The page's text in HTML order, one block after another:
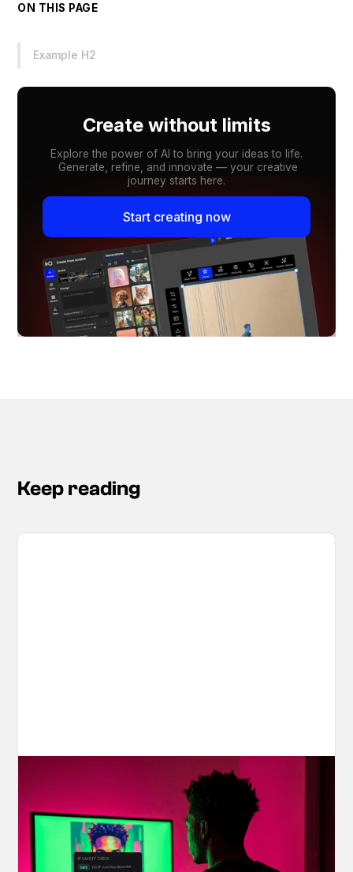
ON THIS PAGE
Example H2
Create without limits
Explore the power of AI to bring your ideas to life.
Generate, refine, and innovate — your creative
journey starts here.
Start creating now
Keep reading
Your AI Creations, Protected: How
OpenArt's IP Safety Check Keeps
Creators Safe
You made something you love, but is it safe to
share? OpenArt's IP Safety Check, powered